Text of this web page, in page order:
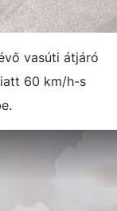
vasúti átjáró
60 km/h-s